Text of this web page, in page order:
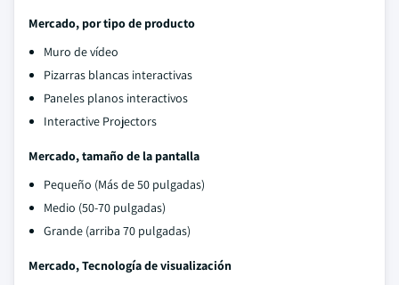
Mercado, por tipo de producto
Muro de vídeo
Pizarras blancas interactivas
Paneles planos interactivos
Interactive Projectors
Mercado, tamaño de la pantalla
Pequeño (Más de 50 pulgadas)
Medio (50-70 pulgadas)
Grande (arriba 70 pulgadas)
Mercado, Tecnología de visualización